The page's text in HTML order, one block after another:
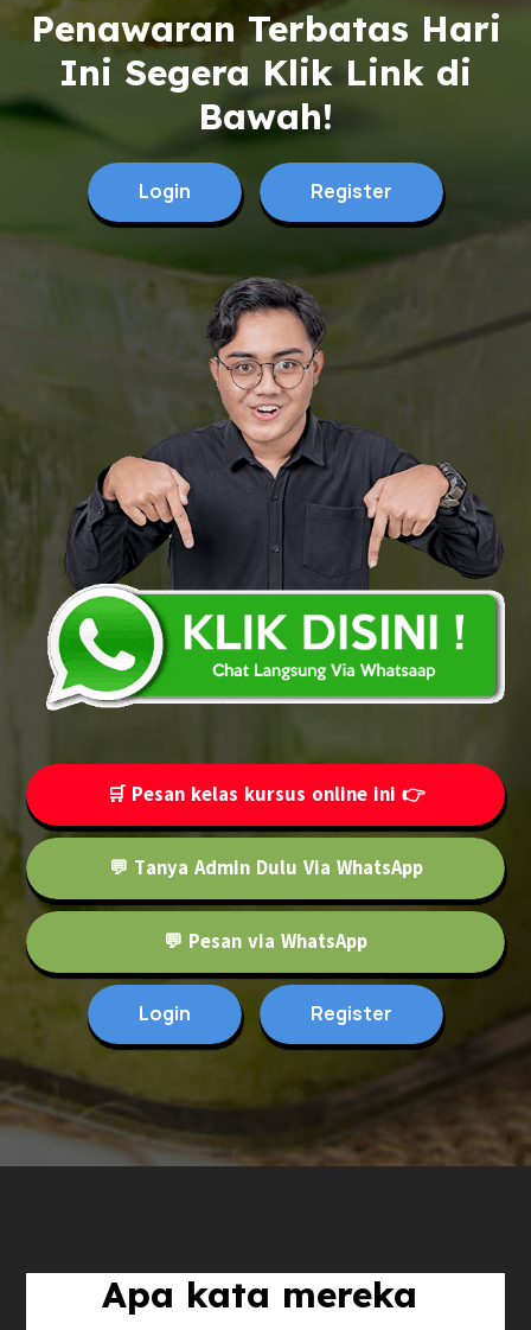
Penawaran Terbatas Hari
Ini Segera Klik Link di
Bawah!
Login Register
🛒 Pesan kelas kursus online ini 👉
💬 Tanya Admin Dulu Via WhatsApp
💬 Pesan via WhatsApp
Login Register
Apa kata mereka